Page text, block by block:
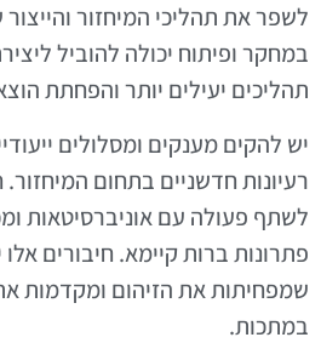
לשפר את תהליכי המיחזור
במחקר ופיתוח יכולה להוביל
תהליכים יעילים יותר והפחתת
יש להקים מענקים ומסלולים
רעיונות חדשניים בתחום המיחזור.
לשתף פעולה עם אוניברסיטאות
פתרונות ברות קיימא. חיבורים אלו
שמפחיתות את הזיהום ומקדמות
במתכות.